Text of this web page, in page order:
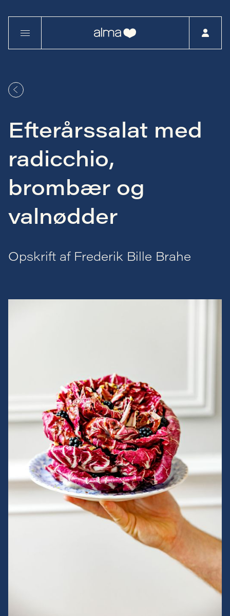
Efterårssalat med
radicchio,
brombær og
valnødder
Opskrift af Frederik Bille Brahe